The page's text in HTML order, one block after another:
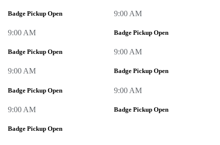
Badge Pickup Open
9:00 AM
Badge Pickup Open
9:00 AM
Badge Pickup Open
9:00 AM
Badge Pickup Open
9:00 AM
Badge Pickup Open
9:00 AM
Badge Pickup Open
9:00 AM
Badge Pickup Open